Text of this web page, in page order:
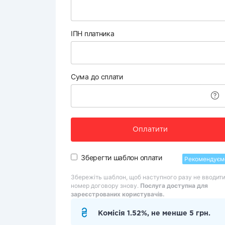
ІПН платника
Сума до сплати
Оплатити
Зберегти шаблон оплати
Збережіть шаблон, щоб наступного разу не вводити
номер договору знову. Послуга доступна для
зареєстрованих користувачів.
Комісія 1.52%, не менше 5 грн.